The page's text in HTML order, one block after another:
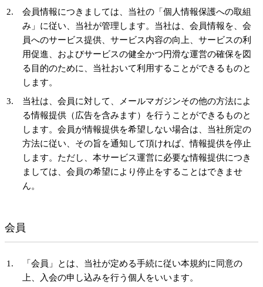
会員情報につきましては、当社の「個人情報保護への取組
み」に従い、当社が管理します。当社は、会員情報を、会
員へのサービス提供、サービス内容の向上、サービスの利
用促進、およびサービスの健全かつ円滑な運営の確保を図
る目的のために、当社おいて利用することができるものと
します。
当社は、会員に対して、メールマガジンその他の方法によ
る情報提供（広告を含みます）を行うことができるものと
します。会員が情報提供を希望しない場合は、当社所定の
方法に従い、その旨を通知して頂ければ、情報提供を停止
します。ただし、本サービス運営に必要な情報提供につき
ましては、会員の希望により停止をすることはできませ
ん。
会員
「会員」とは、当社が定める手続に従い本規約に同意の
上、入会の申し込みを行う個人をいいます。